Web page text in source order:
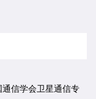
信学会卫星通信专